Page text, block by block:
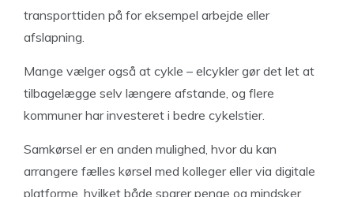
transporttiden på for eksempel arbejde eller
afslapning.
Mange vælger også at cykle – elcykler gør det let at
tilbagelægge selv længere afstande, og flere
kommuner har investeret i bedre cykelstier.
Samkørsel er en anden mulighed, hvor du kan
arrangere fælles kørsel med kolleger eller via digitale
platforme, hvilket både sparer penge og mindsker